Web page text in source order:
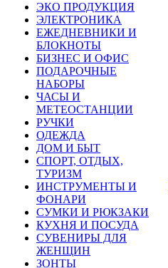
ЭКО ПРОДУКЦИЯ
ЭЛЕКТРОНИКА
ЕЖЕДНЕВНИКИ И
БЛОКНОТЫ
БИЗНЕС И ОФИС
ПОДАРОЧНЫЕ
НАБОРЫ
ЧАСЫ И
МЕТЕОСТАНЦИИ
РУЧКИ
ОДЕЖДА
ДОМ И БЫТ
СПОРТ, ОТДЫХ,
ТУРИЗМ
ИНСТРУМЕНТЫ И
ФОНАРИ
СУМКИ И РЮКЗАКИ
КУХНЯ И ПОСУДА
СУВЕНИРЫ ДЛЯ
ЖЕНЩИН
ЗОНТЫ